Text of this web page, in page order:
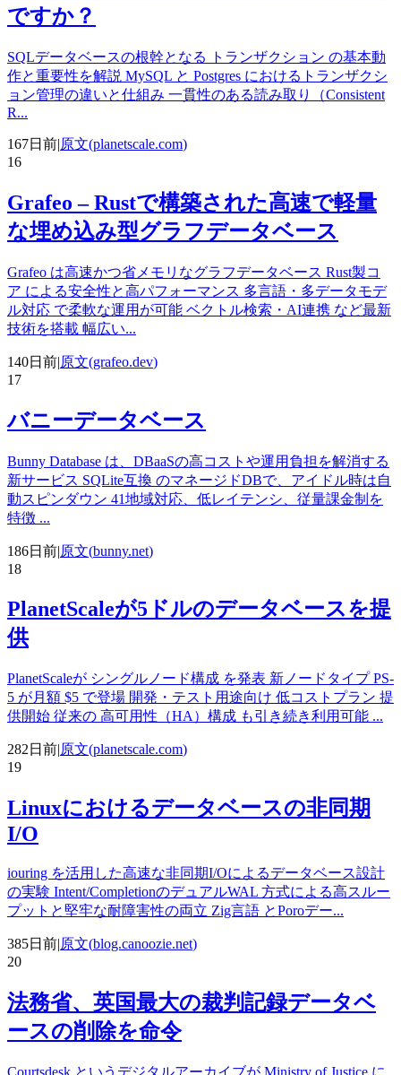
ですか？
SQLデータベースの根幹となる トランザクション の基本動
作と重要性を解説 MySQL と Postgres におけるトランザクシ
ョン管理の違いと仕組み 一貫性のある読み取り（Consistent
R...
167日前|原文(planetscale.com)
16
Grafeo – Rustで構築された高速で軽量
な埋め込み型グラフデータベース
Grafeo は高速かつ省メモリなグラフデータベース Rust製コ
ア による安全性と高パフォーマンス 多言語・多データモデ
ル対応 で柔軟な運用が可能 ベクトル検索・AI連携 など最新
技術を搭載 幅広い...
140日前|原文(grafeo.dev)
17
バニーデータベース
Bunny Database は、DBaaSの高コストや運用負担を解消する
新サービス SQLite互換 のマネージドDBで、アイドル時は自
動スピンダウン 41地域対応、低レイテンシ、従量課金制を
特徴 ...
186日前|原文(bunny.net)
18
PlanetScaleが5ドルのデータベースを提
供
PlanetScaleが シングルノード構成 を発表 新ノードタイプ PS-
5 が月額 $5 で登場 開発・テスト用途向け 低コストプラン 提
供開始 従来の 高可用性（HA）構成 も引き続き利用可能 ...
282日前|原文(planetscale.com)
19
Linuxにおけるデータベースの非同期
I/O
iouring を活用した高速な非同期I/Oによるデータベース設計
の実験 Intent/CompletionのデュアルWAL 方式による高スルー
プットと堅牢な耐障害性の両立 Zig言語 とPoroデー...
385日前|原文(blog.canoozie.net)
20
法務省、英国最大の裁判記録データベ
ースの削除を命令
Courtsdesk というデジタルアーカイブが Ministry of Justice に